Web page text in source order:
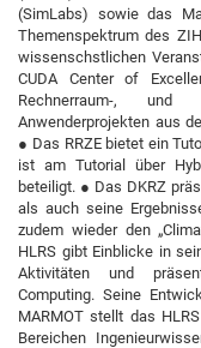
(SimLabs) sowie das
Themenspektrum des
wissenschstlichen
CUDA Center of
Rechnerraum-,
Anwenderprojekten aus
● Das RRZE bietet ein
ist am Tutorial über
beteiligt. ● Das DKRZ
als auch seine
zudem wieder den
HLRS gibt Einblicke in
Aktivitäten und
Computing. Seine
MARMOT stellt das
Bereichen